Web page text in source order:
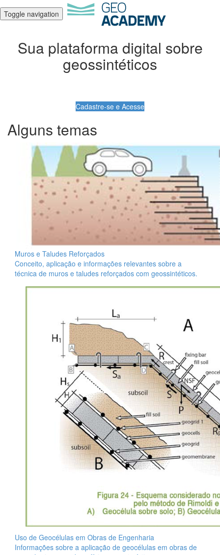
Toggle navigation
Sua plataforma digital sobre
geossintéticos
Cadastre-se e Acesse
Alguns temas
Muros e Taludes Reforçados
Conceito, aplicação e informações relevantes sobre a
técnica de muros e taludes reforçados com geossintéticos.
Uso de Geocélulas em Obras de Engenharia
Informações sobre a aplicação de geocélulas em obras de